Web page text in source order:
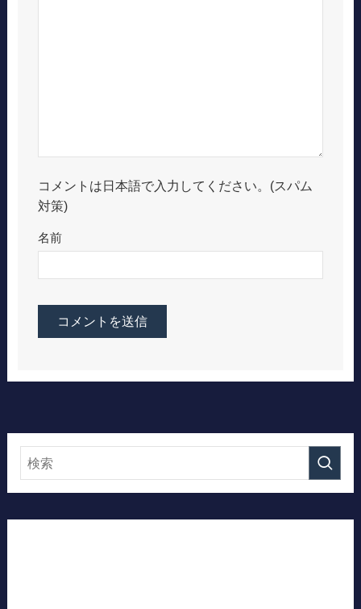
コメントは日本語で入力してください。(スパム
対策)
名前